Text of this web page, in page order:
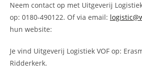
Neem contact op met Uitgeverij
op: 0180-490122. Of via email:
hun website:
Je vind Uitgeverij Logistiek VOF op:
Ridderkerk.